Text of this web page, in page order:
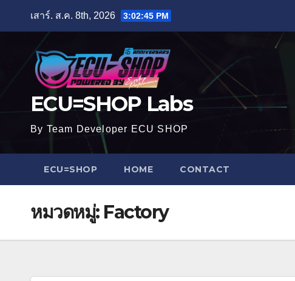
เสาร์. ส.ค. 8th, 2026 3:02:47 PM
ECU=SHOP Labs
By Team Developer ECU SHOP
ECU=SHOP HOME CONTACT
หมวดหมู่: Factory